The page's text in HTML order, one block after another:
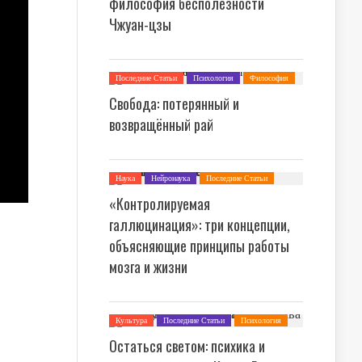
Чжуан-цзы
Последние Статьи Психология Философия
Свобода: потерянный и
возвращённый рай
Наука Нейронаука
Последние Статьи
«Контролируемая
галлюцинация»: три концепции,
объясняющие принципы работы
мозга и жизни
Культура Последние Статьи
Психология
Остаться светом: психика и